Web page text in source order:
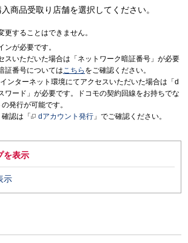
商品受取り店舗を選択してください。
更することはできません。
ンが必要です。
スいただいた場合は「ネットワーク暗証番号」が必要
証番号についてはこちら をご確認ください。
ンターネット環境にてアクセスいただいた場合は「d
ワード」が必要です。ドコモの契約回線をお持ちでな
発行が可能です。
認は「
dアカウント発行 」でご確認ください。
を表示
示